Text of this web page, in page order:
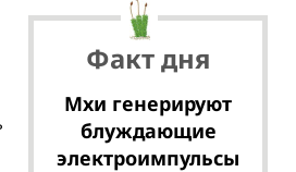
Факт дня
Мхи генерируют
блуждающие
электроимпульсы